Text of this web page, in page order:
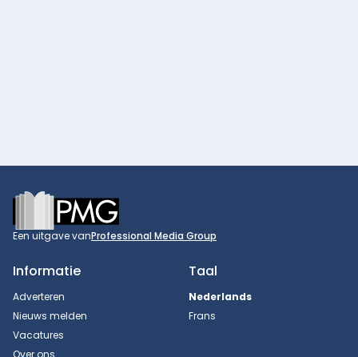
Footer
Een uitgave vanProfessional Media Group
Informatie
Adverteren
Nieuws melden
Vacatures
Taal
Nederlands
Frans